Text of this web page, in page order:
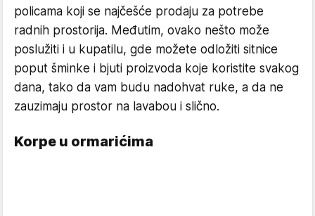
policama koji se najčešće prodaju za potrebe
radnih prostorija. Međutim, ovako nešto može
poslužiti i u kupatilu, gde možete odložiti sitnice
poput šminke i bjuti proizvoda koje koristite svakog
dana, tako da vam budu nadohvat ruke, a da ne
zauzimaju prostor na lavabou i slično.
Korpe u ormarićima